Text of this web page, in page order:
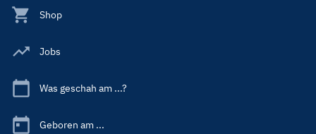
Shop
Jobs
Was geschah am ...?
Geboren am ...